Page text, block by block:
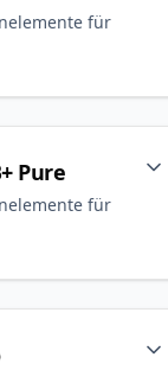
für
Pure
für